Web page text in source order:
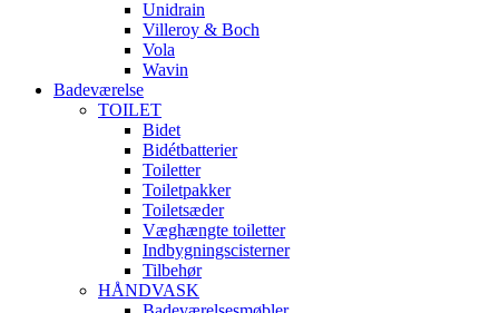
Unidrain
Villeroy & Boch
Vola
Wavin
Badeværelse
TOILET
Bidet
Bidétbatterier
Toiletter
Toiletpakker
Toiletsæder
Væghængte toiletter
Indbygningscisterner
Tilbehør
HÅNDVASK